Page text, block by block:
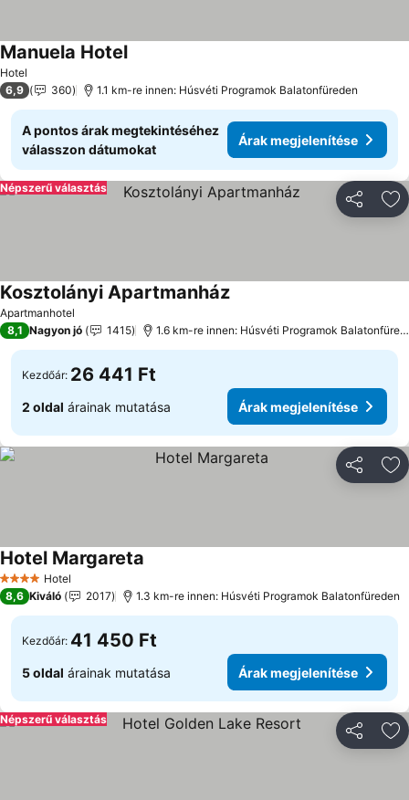
Hotel
Manuela HotelÁrak megjelenítése
6,9 360 1.1 km-re innen: Húsvéti Programok Balatonfüreden
A pontos árak megtekintéséhez
válasszon dátumokat
Árak megjelenítése
Népszerű választás
Apartmanhotel
Kosztolányi ApartmanházÁrak megjelenítése
8,1 Nagyon jó 1415 1.6 km-re innen: Húsvéti Programok
Kezdőár: 26 441 Ft
2 oldal árainak mutatása Árak megjelenítése
4 KategóriaHotel
Hotel Margareta
8,6 Kiváló 2017 1.3 km-re innen: Húsvéti Programok Balatonfüreden
Kezdőár: 41 450 Ft
5 oldal árainak mutatása Árak megjelenítése
Népszerű választás